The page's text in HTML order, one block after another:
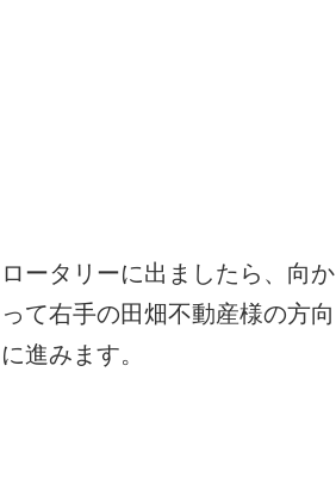
ロータリーに出ましたら、向か
って右手の田畑不動産様の方向
に進みます。